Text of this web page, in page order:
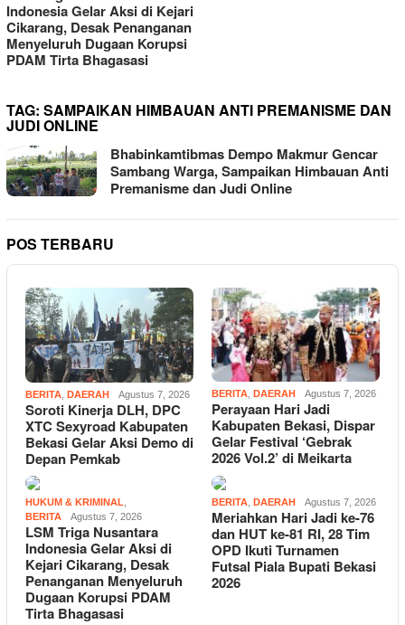
TAG: SAMPAIKAN HIMBAUAN ANTI PREMANISME DAN
JUDI ONLINE
Bhabinkamtibmas Dempo Makmur Gencar
Sambang Warga, Sampaikan Himbauan Anti
Premanisme dan Judi Online
POS TERBARU
BERITA DAERAH Agustus 7, 2026
Soroti Kinerja DLH, DPC
XTC Sexyroad Kabupaten
Bekasi Gelar Aksi Demo di
Depan Pemkab
BERITA DAERAH Agustus 7, 2026
Perayaan Hari Jadi
Kabupaten Bekasi, Dispar
Gelar Festival ‘Gebrak
2026 Vol.2’ di Meikarta
HUKUM & KRIMINAL
BERITA
Agustus 7, 2026
LSM Triga Nusantara
Indonesia Gelar Aksi di
Kejari Cikarang, Desak
Penanganan Menyeluruh
Dugaan Korupsi PDAM
Tirta Bhagasasi
BERITA DAERAH Agustus 7, 2026
Meriahkan Hari Jadi ke-76
dan HUT ke-81 RI, 28 Tim
OPD Ikuti Turnamen
Futsal Piala Bupati Bekasi
2026